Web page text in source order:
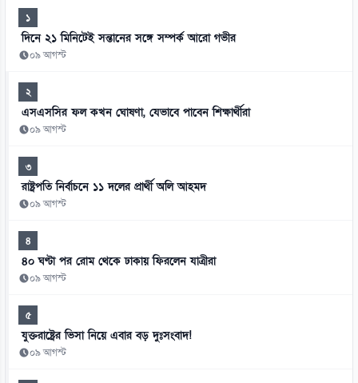
১
দিনে ২১ মিনিটেই সন্তানের সঙ্গে সম্পর্ক আরো গভীর
০৯ আগস্ট
২
এসএসসির ফল কখন ঘোষণা, যেভাবে পাবেন শিক্ষার্থীরা
০৯ আগস্ট
৩
রাষ্ট্রপতি নির্বাচনে ১১ দলের প্রার্থী অলি আহমদ
০৯ আগস্ট
৪
৪০ ঘণ্টা পর রোম থেকে ঢাকায় ফিরলেন যাত্রীরা
০৯ আগস্ট
৫
যুক্তরাষ্ট্রের ভিসা নিয়ে এবার বড় দুঃসংবাদ!
০৯ আগস্ট